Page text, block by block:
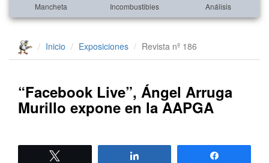
Mancheta Incombustibles Análisis
Inicio Exposiciones Revista nº 186
“Facebook Live”, Ángel Arruga
Murillo expone en la AAPGA